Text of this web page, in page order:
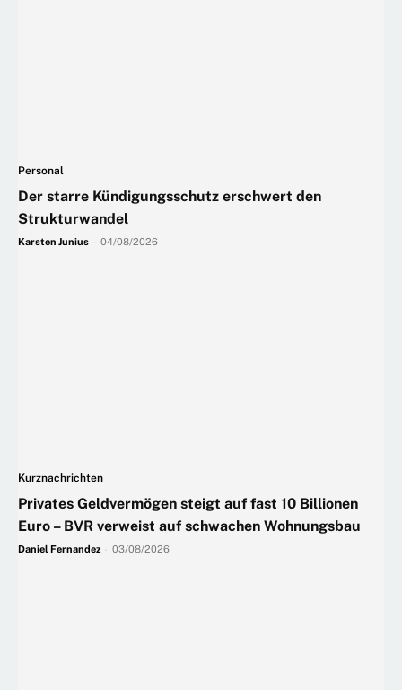
Personal
Der starre Kündigungsschutz erschwert den
Strukturwandel
Karsten Junius 04/08/2026
Kurznachrichten
Privates Geldvermögen steigt auf fast 10 Billionen
Euro – BVR verweist auf schwachen Wohnungsbau
Daniel Fernandez 03/08/2026